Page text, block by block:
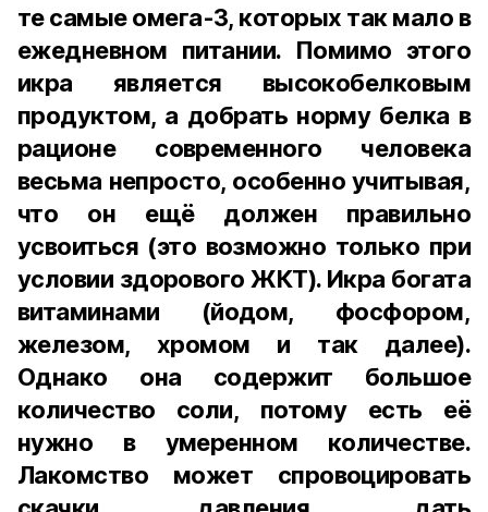
те самые омега-3, которых так мало в
ежедневном питании. Помимо этого
икра является высокобелковым
продуктом, а добрать норму белка в
рационе современного человека
весьма непросто, особенно учитывая,
что он ещё должен правильно
усвоиться (это возможно только при
условии здорового ЖКТ). Икра богата
витаминами (йодом, фосфором,
железом, хромом и так далее).
Однако она содержит большое
количество соли, потому есть её
нужно в умеренном количестве.
Лакомство может спровоцировать